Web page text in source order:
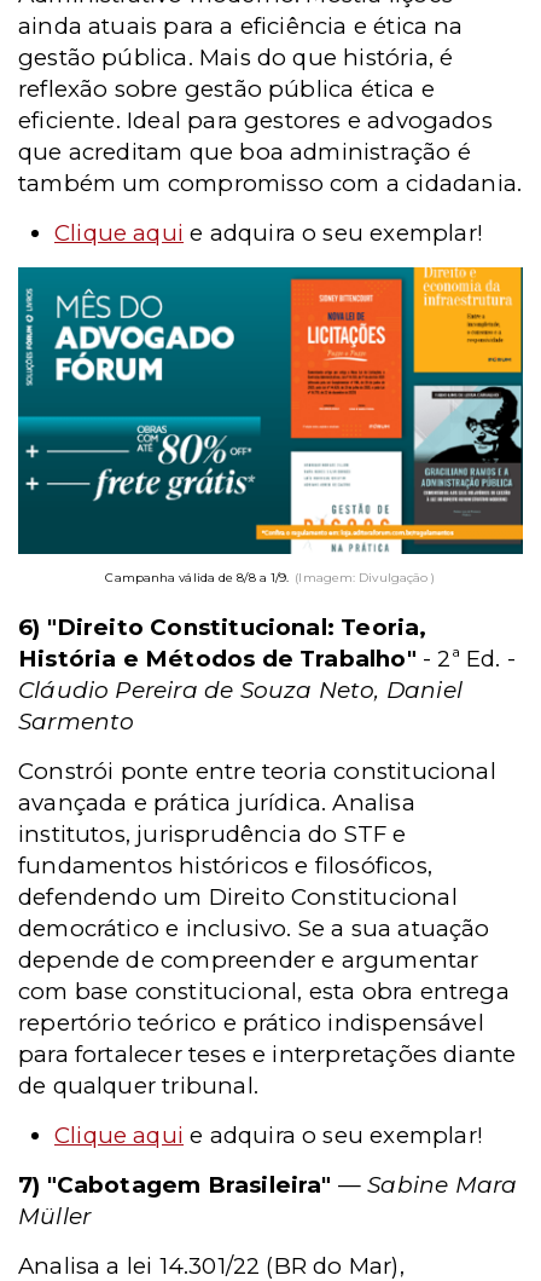
ainda atuais para a eficiência e ética na
gestão pública. Mais do que história, é
reflexão sobre gestão pública ética e
eficiente. Ideal para gestores e advogados
que acreditam que boa administração é
também um compromisso com a cidadania.
Clique aqui e adquira o seu exemplar!
Campanha válida de 8/8 a 1/9. (Imagem: Divulgação )
6) "Direito Constitucional: Teoria,
História e Métodos de Trabalho" - 2ª Ed. -
Cláudio Pereira de Souza Neto, Daniel
Sarmento
Constrói ponte entre teoria constitucional
avançada e prática jurídica. Analisa
institutos, jurisprudência do STF e
fundamentos históricos e filosóficos,
defendendo um Direito Constitucional
democrático e inclusivo. Se a sua atuação
depende de compreender e argumentar
com base constitucional, esta obra entrega
repertório teórico e prático indispensável
para fortalecer teses e interpretações diante
de qualquer tribunal.
Clique aqui e adquira o seu exemplar!
7) "Cabotagem Brasileira" —Sabine Mara
Müller
Analisa a lei 14.301/22 (BR do Mar),